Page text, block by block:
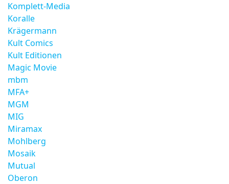
Komplett-Media
Koralle
Krägermann
Kult Comics
Kult Editionen
Magic Movie
mbm
MFA+
MGM
MIG
Miramax
Mohlberg
Mosaik
Mutual
Oberon